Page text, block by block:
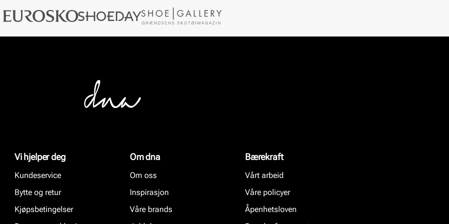
Vi hjelper deg
Kundeservice
Bytte og retur
Kjøpsbetingelser
Om dna
Om oss
Inspirasjon
Våre brands
Bærekraft
Vårt arbeid
Våre policyer
Åpenhetsloven